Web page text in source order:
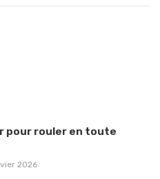
pour rouler en toute
2026